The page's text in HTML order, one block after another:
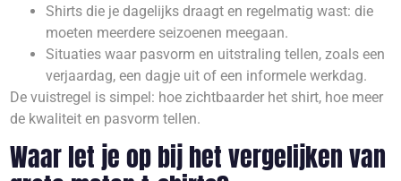
Shirts die je dagelijks draagt en regelmatig wast: die
moeten meerdere seizoenen meegaan.
Situaties waar pasvorm en uitstraling tellen, zoals een
verjaardag, een dagje uit of een informele werkdag.
De vuistregel is simpel: hoe zichtbaarder het shirt, hoe meer
de kwaliteit en pasvorm tellen.
Waar let je op bij het vergelijken van